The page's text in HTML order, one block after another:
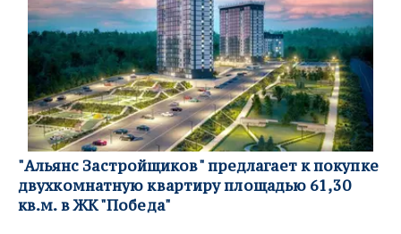
"Альянс Застройщиков" предлагает к покупке
двухкомнатную квартиру площадью 61,30
кв.м. в ЖК "Победа"